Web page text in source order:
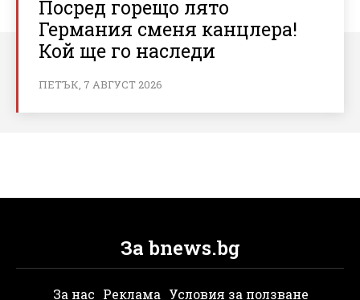
Посред горещо лято
Германия сменя канцлера!
Кой ще го наследи
ПЕТЪК, 7 АВГУСТ 2026
За bnews.bg
За нас Реклама Условия за ползване